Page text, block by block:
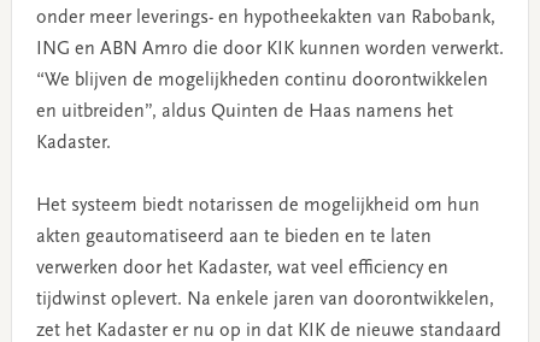
onder meer leverings- en hypotheekakten van Rabobank,
ING en ABN Amro die door KIK kunnen worden verwerkt.
“We blijven de mogelijkheden continu doorontwikkelen
en uitbreiden”, aldus Quinten de Haas namens het
Kadaster.
Het systeem biedt notarissen de mogelijkheid om hun
akten geautomatiseerd aan te bieden en te laten
verwerken door het Kadaster, wat veel efficiency en
tijdwinst oplevert. Na enkele jaren van doorontwikkelen,
zet het Kadaster er nu op in dat KIK de nieuwe standaard